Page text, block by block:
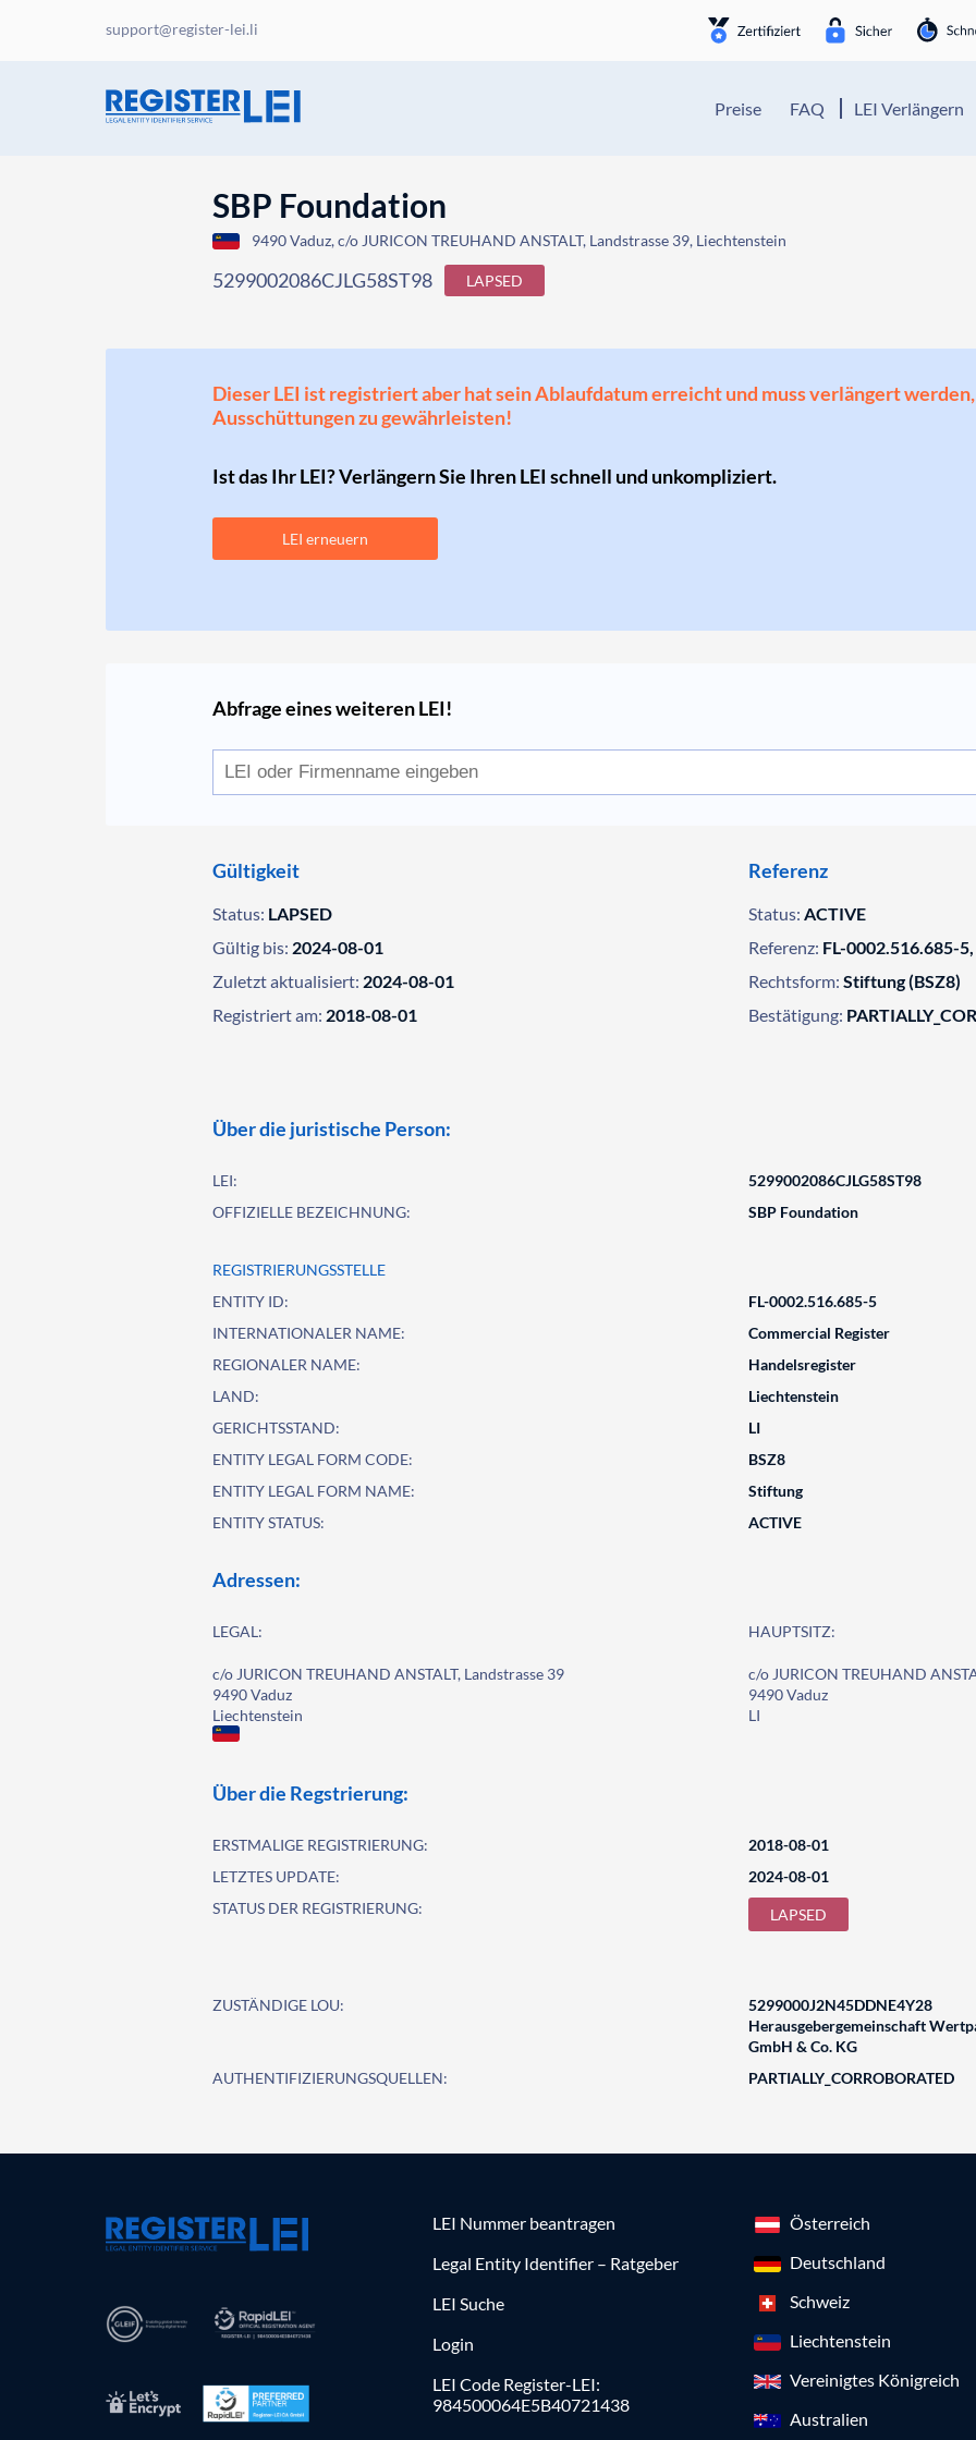
support@register-lei.li
Preise FAQ LEI Verlängern
SBP Foundation
9490 Vaduz, c/o JURICON TREUHAND ANSTALT, Landstrasse 39, Liechtenstein
5299002086CJLG58ST98 LAPSED
Dieser LEI ist registriert aber hat sein Ablaufdatum erreicht und muss verlängert
Ausschüttungen zu gewährleisten!
Ist das Ihr LEI? Verlängern Sie Ihren LEI schnell und unkompliziert.
LEI erneuern
Abfrage eines weiteren LEI!
Gültigkeit
Status: LAPSED
Gültig bis: 2024-08-01
Zuletzt aktualisiert: 2024-08-01
Registriert am: 2018-08-01
Referenz
Status: ACTIVE
Referenz: FL-0002.516.685-
Rechtsform: Stiftung (BSZ8)
Bestätigung:
Über die juristische Person:
LEI:
5299002086CJLG58ST98
OFFIZIELLE BEZEICHNUNG:
SBP Foundation
REGISTRIERUNGSSTELLE
ENTITY ID:
FL-0002.516.685-5
INTERNATIONALER NAME:
Commercial Register
REGIONALER NAME:
Handelsregister
LAND:
Liechtenstein
GERICHTSSTAND:
LI
ENTITY LEGAL FORM CODE:
BSZ8
ENTITY LEGAL FORM NAME:
Stiftung
ENTITY STATUS:
ACTIVE
Adressen:
LEGAL:
c/o JURICON TREUHAND ANSTALT, Landstrasse 39
9490 Vaduz
Liechtenstein
HAUPTSITZ:
c/o JURICON TREUHAND
9490 Vaduz
LI
Über die Regstrierung:
ERSTMALIGE REGISTRIERUNG:
2018-08-01
LETZTES UPDATE:
2024-08-01
STATUS DER REGISTRIERUNG:
LAPSED
ZUSTÄNDIGE LOU:
5299000J2N45DDNE4Y28
Herausgebergemeinschaft
GmbH & Co. KG
AUTHENTIFIZIERUNGSQUELLEN:
PARTIALLY_CORROBORATED
LEI Nummer beantragen
Legal Entity Identifier – Ratgeber
LEI Suche
Login
LEI Code Register-LEI:
984500064E5B40721438
Österreich
Deutschland
Schweiz
Liechtenstein
Vereinigtes Königreich
Australien